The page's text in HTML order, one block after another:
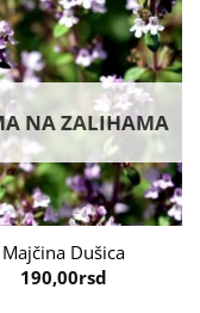
NA ZALIHAMA
Majčina Dušica
190,00rsd